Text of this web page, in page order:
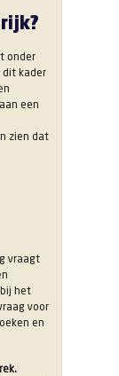
onder
dit kader
een
zien dat
vraagt
het
voor
en